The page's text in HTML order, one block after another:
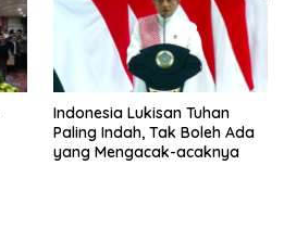
Indonesia Lukisan Tuhan
Paling Indah, Tak Boleh Ada
yang Mengacak-acaknya